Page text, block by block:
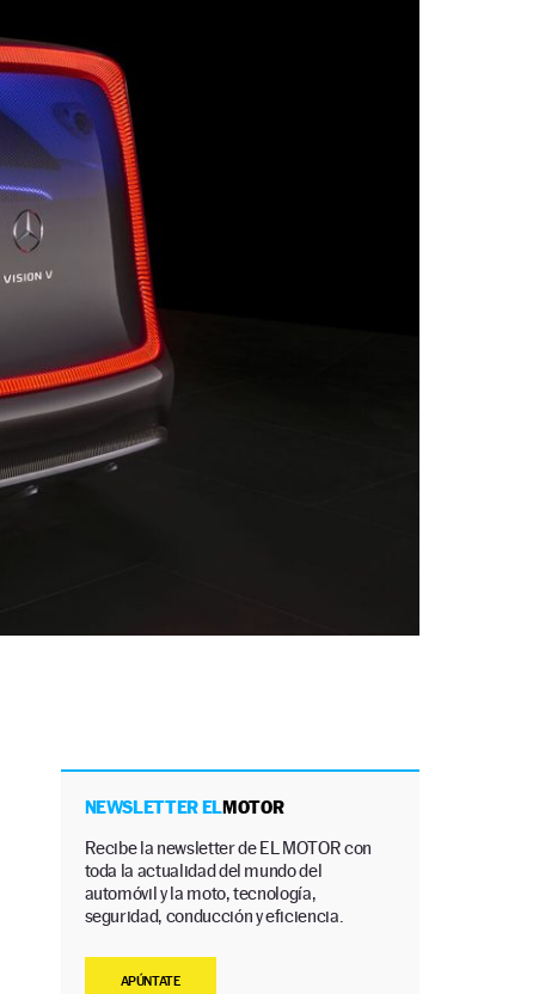
NEWSLETTER ELMOTOR
Recibe la newsletter de EL MOTOR con
toda la actualidad del mundo del
automóvil y la moto, tecnología,
seguridad, conducción y eficiencia.
APÚNTATE